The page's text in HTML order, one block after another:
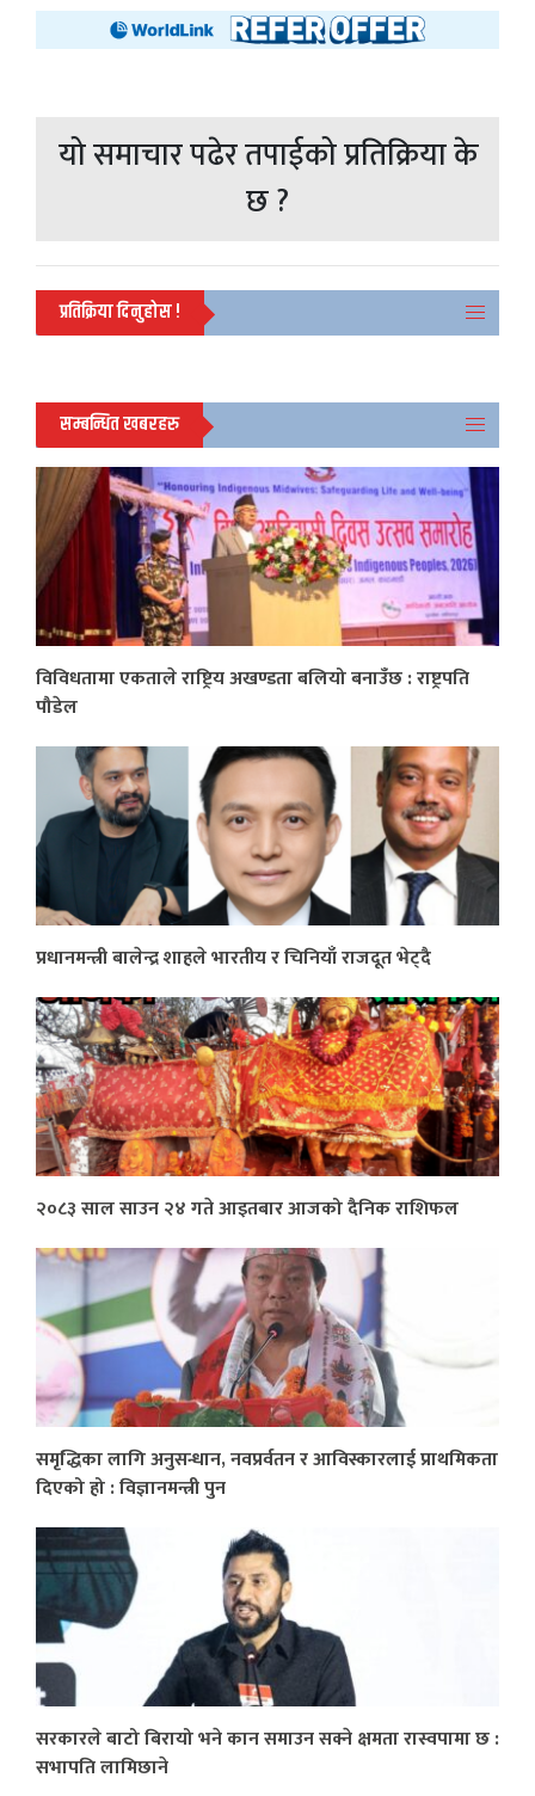
यो समाचार पढेर तपाईको प्रतिक्रिया के
छ ?
प्रतिक्रिया दिनुहोस !
सम्बन्धित खबरहरु
विविधतामा एकताले राष्ट्रिय अखण्डता बलियो बनाउँछ : राष्ट्रपति
पौडेल
प्रधानमन्त्री बालेन्द्र शाहले भारतीय र चिनियाँ राजदूत भेट्दै
२०८३ साल साउन २४ गते आइतबार आजको दैनिक राशिफल
समृद्धिका लागि अनुसन्धान, नवप्रर्वतन र आविस्कारलाई प्राथमिकता
दिएको हो : विज्ञानमन्त्री पुन
सरकारले बाटो बिरायो भने कान समाउन सक्ने क्षमता रास्वपामा छ :
सभापति लामिछाने